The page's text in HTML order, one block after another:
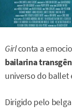
Girlconta a
bailarina
universo do ballet
Dirigido pelo